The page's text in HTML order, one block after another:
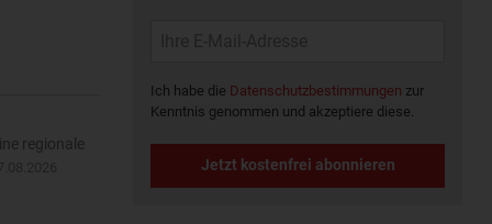
regionale
Ich habe die Datenschutzbestimmungen zur
Kenntnis genommen und akzeptiere diese.
Jetzt kostenfrei abonnieren